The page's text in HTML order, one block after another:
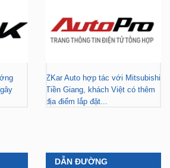
ZKar Auto hợp tác với Mitsubishi
Tiền Giang, khách Việt có thêm
địa điểm lắp đặt...
DẪN ĐƯỜNG